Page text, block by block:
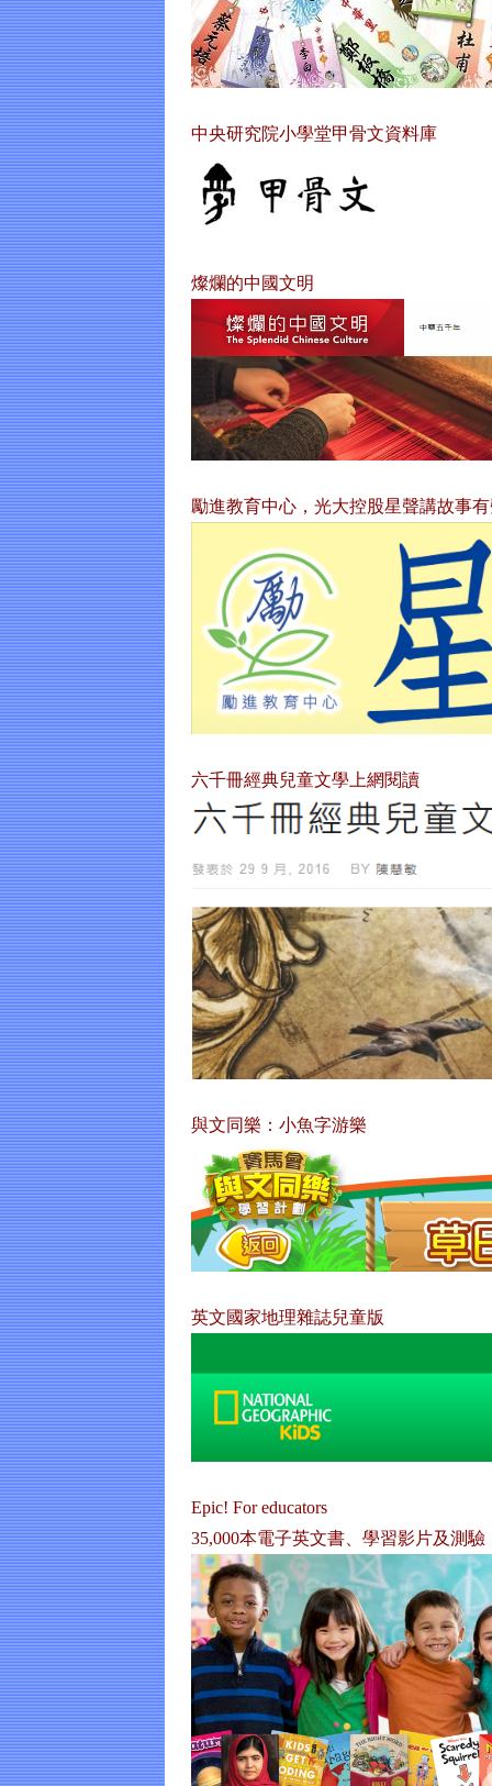
中央研究院小學堂甲骨文資料庫
燦爛的中國文明
勵進教育中心，光大控股星聲講故事
六千冊經典兒童文學上網閱讀
與文同樂：小魚字游樂
英文國家地理雜誌兒童版
Epic! For educators
35,000本電子英文書、學習影片及測